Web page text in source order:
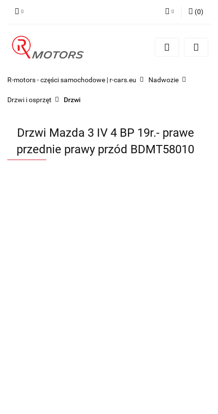
Zarejestruj się
(0)
R-motors - części samochodowe | r-cars.eu Nadwozie
Drzwi i osprzęt Drzwi
Drzwi Mazda 3 IV 4 BP 19r.- prawe
przednie prawy przód BDMT58010